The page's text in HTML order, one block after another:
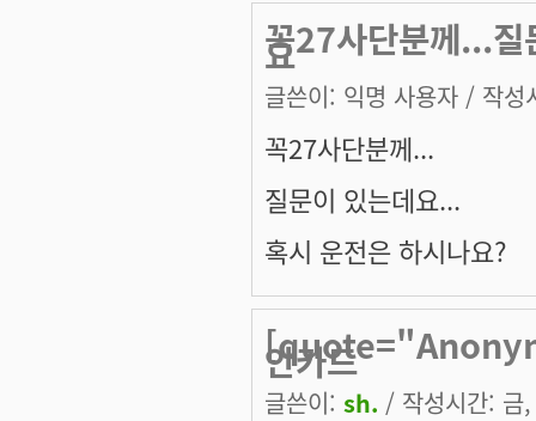
꼭27사단분께...질
요
글쓴이: 익명 사용자 / 작성
꼭27사단분께...
질문이 있는데요...
혹시 운전은 하시나요?
안카드
글쓴이: sh. / 작성시간: